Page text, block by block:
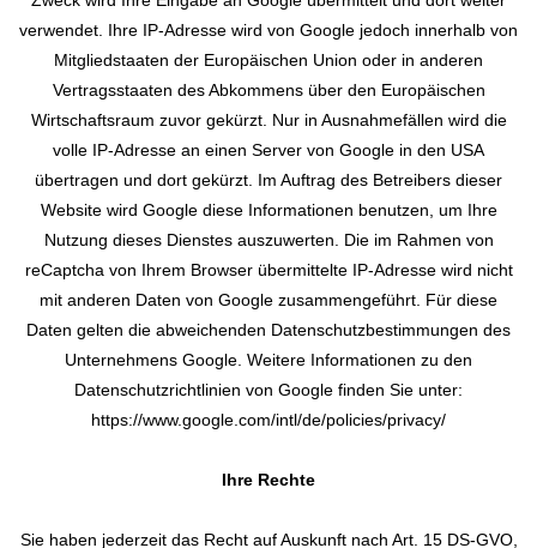
verwendet. Ihre IP-Adresse wird von Google jedoch innerhalb von
Mitgliedstaaten der Europäischen Union oder in anderen
Vertragsstaaten des Abkommens über den Europäischen
Wirtschaftsraum zuvor gekürzt. Nur in Ausnahmefällen wird die
volle IP-Adresse an einen Server von Google in den USA
übertragen und dort gekürzt. Im Auftrag des Betreibers dieser
Website wird Google diese Informationen benutzen, um Ihre
Nutzung dieses Dienstes auszuwerten. Die im Rahmen von
reCaptcha von Ihrem Browser übermittelte IP-Adresse wird nicht
mit anderen Daten von Google zusammengeführt. Für diese
Daten gelten die abweichenden Datenschutzbestimmungen des
Unternehmens Google. Weitere Informationen zu den
Datenschutzrichtlinien von Google finden Sie unter:
https://www.google.com/intl/de/policies/privacy/
Ihre Rechte
Sie haben jederzeit das Recht auf Auskunft nach Art. 15 DS-GVO,